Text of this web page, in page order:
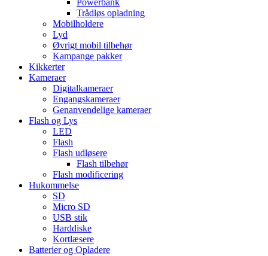
Powerbank
Trådløs opladning
Mobilholdere
Lyd
Øvrigt mobil tilbehør
Kampange pakker
Kikkerter
Kameraer
Digitalkameraer
Engangskameraer
Genanvendelige kameraer
Flash og Lys
LED
Flash
Flash udløsere
Flash tilbehør
Flash modificering
Hukommelse
SD
Micro SD
USB stik
Harddiske
Kortlæsere
Batterier og Opladere